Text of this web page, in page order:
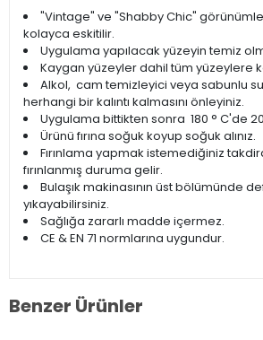
"Vintage" ve "Shabby Chic"
kolayca eskitilir.
Uygulama yapılacak yüzeyin temiz
Kaygan yüzeyler dahil tüm yüzeylere
Alkol, cam temizleyici veya sabunlu
herhangi bir kalıntı kalmasını önleyiniz.
Uygulama bittikten sonra 180 ° C'de 20
Ürünü fırına soğuk koyup soğuk alınız.
Fırınlama yapmak istemediğiniz
fırınlanmış duruma gelir.
Bulaşık makinasının üst bölümünde
yıkayabilirsiniz.
Sağlığa zararlı madde içermez.
CE & EN 71 normlarına uygundur.
Benzer Ürünler